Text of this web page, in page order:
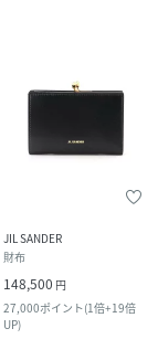
JIL SANDER
財布
148,500 円
27,000ポイント(1倍+19倍
UP)